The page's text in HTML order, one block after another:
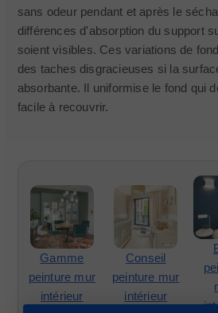
sans odeur pendant et après le
différences d'absorption du support
soient visibles. Ces variations de
des taches disgracieuses si la
absorbante. Il uniformise le fond qui
facile à recouvrir.
Gamme
peinture mur
intérieur
Conseil
peinture mur
intérieur